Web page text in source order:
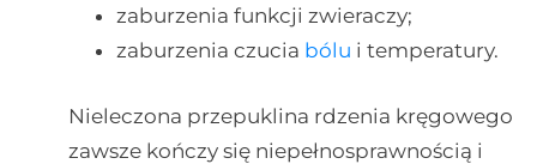
zaburzenia funkcji zwieraczy;
zaburzenia czucia bólu i temperatury.
Nieleczona przepuklina rdzenia kręgowego
zawsze kończy się niepełnosprawnością i